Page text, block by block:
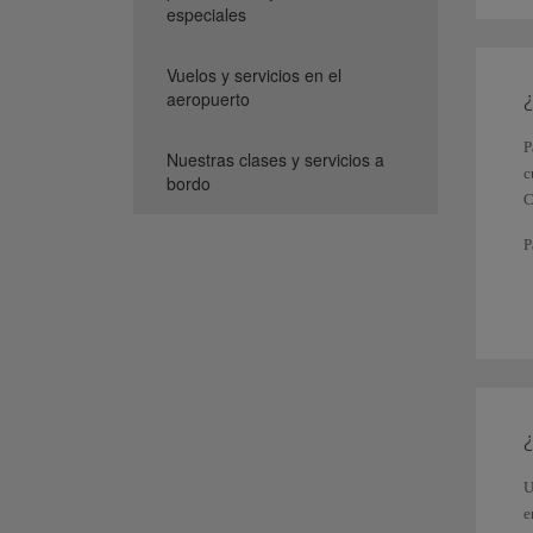
especiales
Vuelos y servicios en el
aeropuerto
Nuestras clases y servicios a
bordo